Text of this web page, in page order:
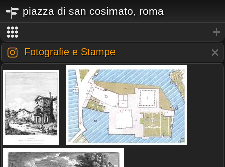
piazza di san cosimato, roma
Fotografie e Stampe